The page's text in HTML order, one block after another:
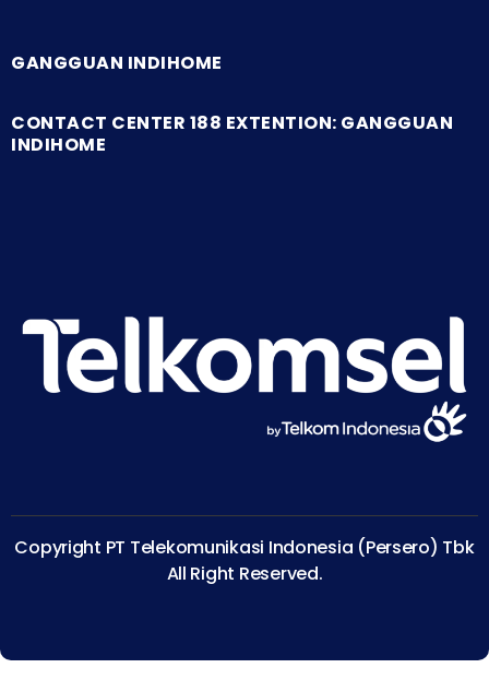
GANGGUAN INDIHOME
CONTACT CENTER 188 EXTENTION: GANGGUAN
INDIHOME
Copyright PT Telekomunikasi Indonesia (Persero) Tbk
All Right Reserved.